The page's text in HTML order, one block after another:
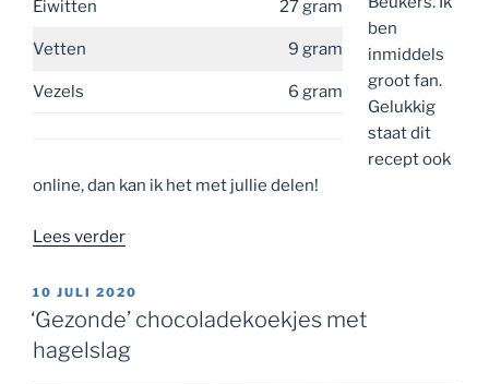
Eiwitten 27 gram
Vetten 9 gram
Vezels 6 gram
ben
inmiddels
groot fan.
Gelukkig
staat dit
recept ook
online, dan kan ik het met jullie delen!
Lees verder“Fluffy
Pancakes
–
Beukers”
GEPLAATST
OP
10 JULI 2020
‘Gezonde’ chocoladekoekjes met
hagelslag